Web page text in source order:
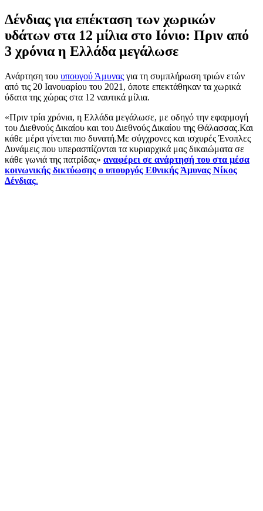
Δένδιας για επέκταση των χωρικών
υδάτων στα 12 μίλια στο Ιόνιο: Πριν από
3 χρόνια η Ελλάδα μεγάλωσε
Ανάρτηση του υπουγού Άμυνας για τη συμπλήρωση τριών ετών
από τις 20 Ιανουαρίου του 2021, όποτε επεκτάθηκαν τα χωρικά
ύδατα της χώρας στα 12 ναυτικά μίλια.
«Πριν τρία χρόνια, η Ελλάδα μεγάλωσε, με οδηγό την εφαρμογή
του Διεθνούς Δικαίου και του Διεθνούς Δικαίου της Θάλασσας.Και
κάθε μέρα γίνεται πιο δυνατή.Με σύγχρονες και ισχυρές Ένοπλες
Δυνάμεις που υπερασπίζονται τα κυριαρχικά μας δικαιώματα σε
κάθε γωνιά της πατρίδας» αναφέρει σε ανάρτησή του στα μέσα
κοινωνικής δικτύωσης ο υπουργός Εθνικής Άμυνας Νίκος
Δένδιας.